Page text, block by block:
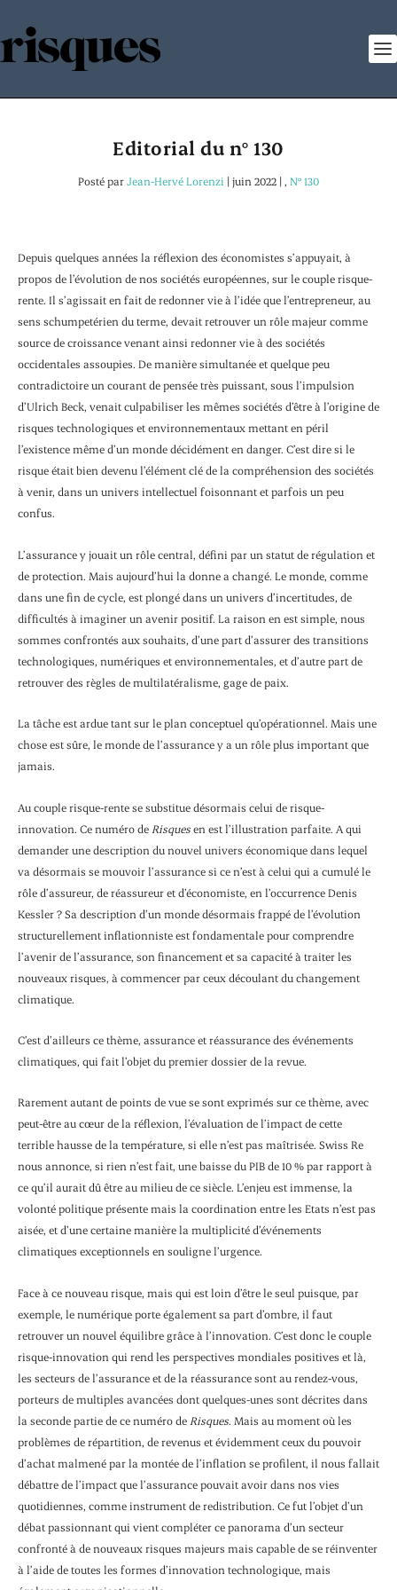
Editorial du n° 130
Posté parJean-Hervé Lorenzi |juin 2022 | , N° 130
Depuis quelques années la réflexion des économistes s’appuyait, à
propos de l’évolution de nos sociétés européennes, sur le couple risque-
rente. Il s’agissait en fait de redonner vie à l’idée que l’entrepreneur, au
sens schumpetérien du terme, devait retrouver un rôle majeur comme
source de croissance venant ainsi redonner vie à des sociétés
occidentales assoupies. De manière simultanée et quelque peu
contradictoire un courant de pensée très puissant, sous l’impulsion
d’Ulrich Beck, venait culpabiliser les mêmes sociétés d’être à l’origine de
risques technologiques et environnementaux mettant en péril
l’existence même d’un monde décidément en danger. C’est dire si le
risque était bien devenu l’élément clé de la compréhension des sociétés
à venir, dans un univers intellectuel foisonnant et parfois un peu
confus.
L’assurance y jouait un rôle central, défini par un statut de régulation et
de protection. Mais aujourd’hui la donne a changé. Le monde, comme
dans une fin de cycle, est plongé dans un univers d’incertitudes, de
difficultés à imaginer un avenir positif. La raison en est simple, nous
sommes confrontés aux souhaits, d’une part d’assurer des transitions
technologiques, numériques et environnementales, et d’autre part de
retrouver des règles de multilatéralisme, gage de paix.
La tâche est ardue tant sur le plan conceptuel qu’opérationnel. Mais une
chose est sûre, le monde de l’assurance y a un rôle plus important que
jamais.
Au couple risque-rente se substitue désormais celui de risque-
innovation. Ce numéro de Risquesen est l’illustration parfaite. A qui
demander une description du nouvel univers économique dans lequel
va désormais se mouvoir l’assurance si ce n’est à celui qui a cumulé le
rôle d’assureur, de réassureur et d’économiste, en l’occurrence Denis
Kessler ? Sa description d’un monde désormais frappé de l’évolution
structurellement inflationniste est fondamentale pour comprendre
l’avenir de l’assurance, son financement et sa capacité à traiter les
nouveaux risques, à commencer par ceux découlant du changement
climatique.
C’est d’ailleurs ce thème, assurance et réassurance des événements
climatiques, qui fait l’objet du premier dossier de la revue.
Rarement autant de points de vue se sont exprimés sur ce thème, avec
peut-être au cœur de la réflexion, l’évaluation de l’impact de cette
terrible hausse de la température, si elle n’est pas maîtrisée. Swiss Re
nous annonce, si rien n’est fait, une baisse du PIB de 10 % par rapport à
ce qu’il aurait dû être au milieu de ce siècle. L’enjeu est immense, la
volonté politique présente mais la coordination entre les Etats n’est pas
aisée, et d’une certaine manière la multiplicité d’événements
climatiques exceptionnels en souligne l’urgence.
Face à ce nouveau risque, mais qui est loin d’être le seul puisque, par
exemple, le numérique porte également sa part d’ombre, il faut
retrouver un nouvel équilibre grâce à l’innovation. C’est donc le couple
risque-innovation qui rend les perspectives mondiales positives et là,
les secteurs de l’assurance et de la réassurance sont au rendez-vous,
porteurs de multiples avancées dont quelques-unes sont décrites dans
la seconde partie de ce numéro de Risques. Mais au moment où les
problèmes de répartition, de revenus et évidemment ceux du pouvoir
d’achat malmené par la montée de l’inflation se profilent, il nous fallait
débattre de l’impact que l’assurance pouvait avoir dans nos vies
quotidiennes, comme instrument de redistribution. Ce fut l’objet d’un
débat passionnant qui vient compléter ce panorama d’un secteur
confronté à de nouveaux risques majeurs mais capable de se réinventer
à l’aide de toutes les formes d’innovation technologique, mais